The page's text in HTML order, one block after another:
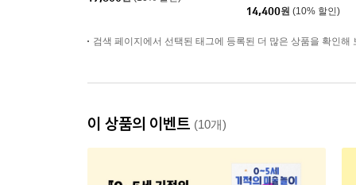
14,400원 (10% 할인)
검색 페이지에서 선택된 태그에 등록된 더 많은 상품을 확인해
이 상품의 이벤트 (10개)